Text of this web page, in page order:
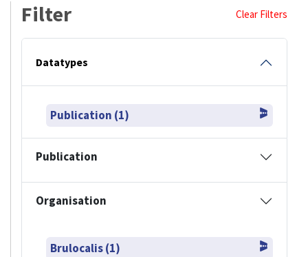
Filter Clear Filters
Datatypes
Publication (1)
Publication
Organisation
Brulocalis (1)